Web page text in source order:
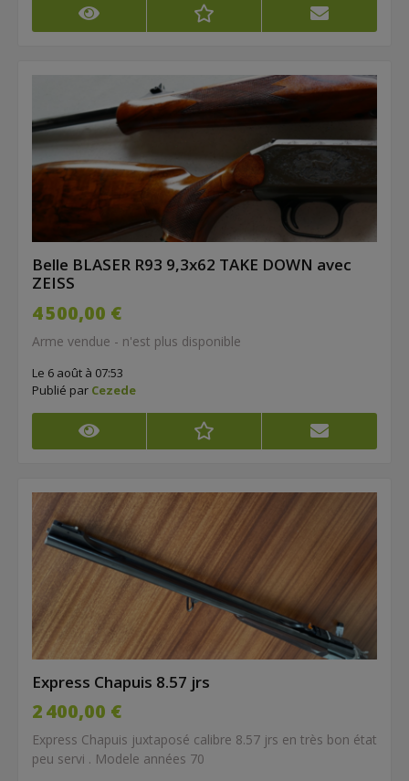
Belle BLASER R93 9,3x62 TAKE DOWN avec
ZEISS
4 500,00 €
Arme vendue - n'est plus disponible
Le 6 août à 07:53
Publié par Cezede
Express Chapuis 8.57 jrs
2 400,00 €
Express Chapuis juxtaposé calibre 8.57 jrs en très bon état
peu servi . Modele années 70